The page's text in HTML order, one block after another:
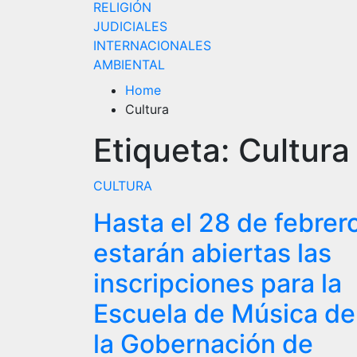
RELIGIÓN
JUDICIALES
INTERNACIONALES
AMBIENTAL
Home
Cultura
Etiqueta: Cultura
CULTURA
Hasta el 28 de
estarán abiertas las
inscripciones para la
Escuela de Música de
la Gobernación de